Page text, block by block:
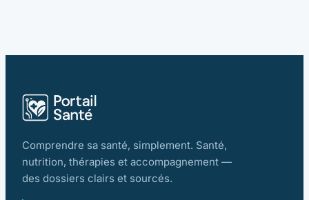
Comprendre sa santé, simplement. Santé,
nutrition, thérapies et accompagnement —
des dossiers clairs et sourcés.